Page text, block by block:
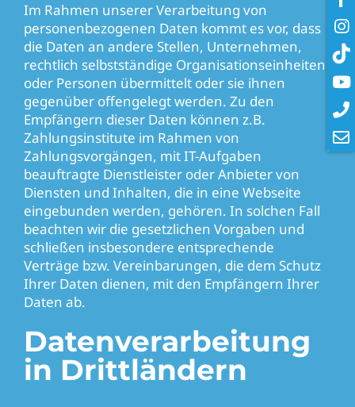
Im Rahmen unserer Verarbeitung von
personenbezogenen Daten kommt es vor, dass
die Daten an andere Stellen, Unternehmen,
rechtlich selbstständige Organisationseinheiten
oder Personen übermittelt oder sie ihnen
gegenüber offengelegt werden. Zu den
Empfängern dieser Daten können z.B.
Zahlungsinstitute im Rahmen von
Zahlungsvorgängen, mit IT-Aufgaben
beauftragte Dienstleister oder Anbieter von
Diensten und Inhalten, die in eine Webseite
eingebunden werden, gehören. In solchen Fall
beachten wir die gesetzlichen Vorgaben und
schließen insbesondere entsprechende
Verträge bzw. Vereinbarungen, die dem Schutz
Ihrer Daten dienen, mit den Empfängern Ihrer
Daten ab.
Datenverarbeitung
in Drittländern